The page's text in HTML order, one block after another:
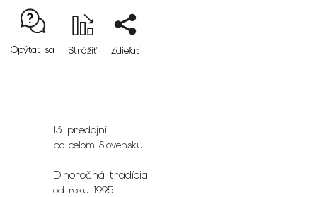
Opýtať sa Strážiť Zdieľať
13 predajní
po celom Slovensku
Dlhoročná tradícia
od roku 1995